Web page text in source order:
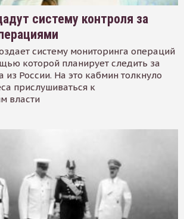
систему контроля за
систему мониторинга операций
которой планирует следить за
из России. На это кабмин толкнуло
прислушиваться к
власти